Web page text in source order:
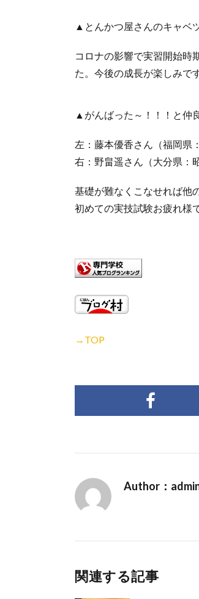
▲とんかつ屋さんのキャベ
コロナの影響で実習開始時
た。今後の成長が楽しみで
▲がんばった～！！！と仲
左：藤本優香さん（福岡県
右：野畠遥さん（大分県：
基礎が難なくこなせれば他
初めての実技試験お疲れ様
→TOP
Author：
関連する記事